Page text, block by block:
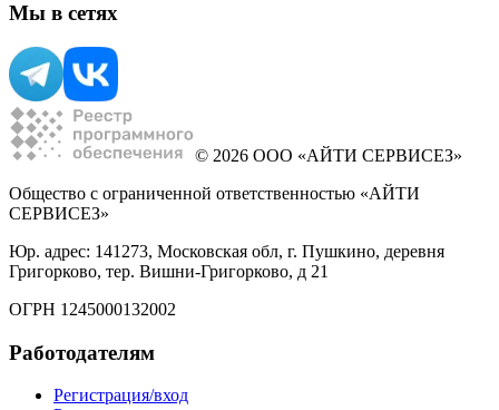
Мы в сетях
© 2026 ООО «АЙТИ СЕРВИСЕЗ»
Общество с ограниченной ответственностью «АЙТИ
СЕРВИСЕЗ»
Юр. адрес: 141273, Московская обл, г. Пушкино, деревня
Григорково, тер. Вишни-Григорково, д 21
ОГРН 1245000132002
Работодателям
Регистрация/вход